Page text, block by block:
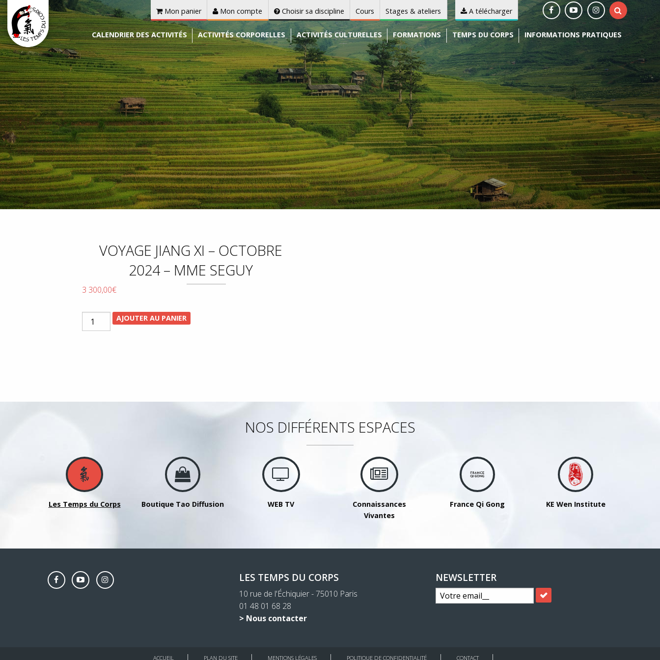
Mon panier Mon compte Choisir sa discipline Cours Stages & ateliers A télécharger
CALENDRIER DES ACTIVITÉS ACTIVITÉS CORPORELLES ACTIVITÉS CULTURELLES FORMATIONS TEMPS DU CORPS INFORMATIONS PRATIQUES
VOYAGE JIANG XI – OCTOBRE
2024 – MME SEGUY
3 300,00€
quantité
de
2024
AJOUTER AU PANIER
NOS DIFFÉRENTS ESPACES
Les Temps du Corps Boutique Tao Diffusion WEB TV
Connaissances
Vivantes
France Qi Gong KE Wen Institute
LES TEMPS DU CORPS
10 rue de l'Échiquier - 75010 Paris
01 48 01 68 28
> Nous contacter
NEWSLETTER
ACCUEIL PLAN DU SITE MENTIONS LÉGALES POLITIQUE DE CONFIDENTIALITÉ CONTACT